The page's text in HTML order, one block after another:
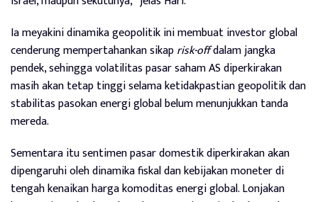
Ia meyakini dinamika geopolitik ini membuat investor global
cenderung mempertahankan sikaprisk-offdalam jangka
pendek, sehingga volatilitas pasar saham AS diperkirakan
masih akan tetap tinggi selama ketidakpastian geopolitik dan
stabilitas pasokan energi global belum menunjukkan tanda
mereda.
Sementara itu sentimen pasar domestik diperkirakan akan
dipengaruhi oleh dinamika fiskal dan kebijakan moneter di
tengah kenaikan harga komoditas energi global. Lonjakan